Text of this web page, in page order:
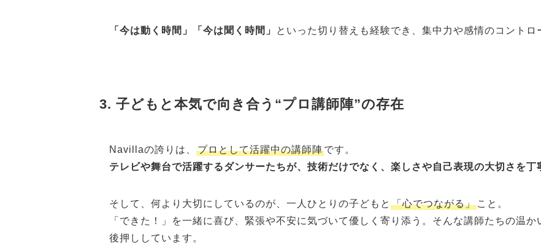
「今は動く時間」「今は聞く時間」 といった切り替えも経験でき、集中力や感情のコントロ
3. 子どもと本気で向き合う“プロ講師陣”の存在
Navillaの誇りは、 プロとして活躍中の講師陣です。
テレビや舞台で活躍するダンサーたちが、技術だけでなく、楽しさや自己表現の大切さを丁
そして、何より大切にしているのが、一人ひとりの子どもと 「心でつながる」 こと。
「できた！」を一緒に喜び、緊張や不安に気づいて優しく寄り添う。そんな講師たちの温
後押ししています。